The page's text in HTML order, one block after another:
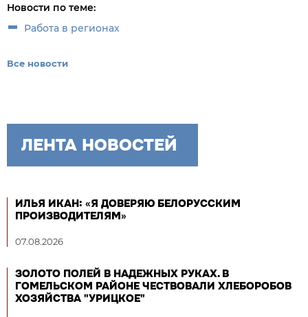
Новости по теме:
Работа в регионах
Все новости
ЛЕНТА НОВОСТЕЙ
ИЛЬЯ ИКАН: «Я ДОВЕРЯЮ БЕЛОРУССКИМ
ПРОИЗВОДИТЕЛЯМ»
07.08.2026
ЗОЛОТО ПОЛЕЙ В НАДЕЖНЫХ РУКАХ. В
ГОМЕЛЬСКОМ РАЙОНЕ ЧЕСТВОВАЛИ ХЛЕБОРОБОВ
ХОЗЯЙСТВА "УРИЦКОЕ"